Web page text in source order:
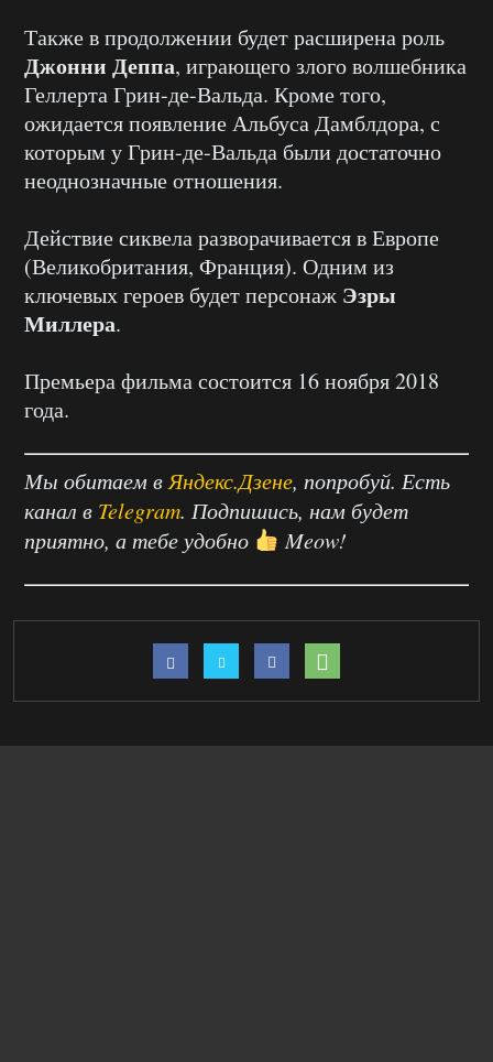
Также в продолжении будет расширена роль
Джонни Деппа, играющего злого волшебника
Геллерта Грин-де-Вальда. Кроме того,
ожидается появление Альбуса Дамблдора, с
которым у Грин-де-Вальда были достаточно
неоднозначные отношения.
Действие сиквела разворачивается в Европе
(Великобритания, Франция). Одним из
ключевых героев будет персонаж Эзры
Миллера.
Премьера фильма состоится 16 ноября 2018
года.
Мы обитаем вЯндекс.Дзене, попробуй. Есть
канал в Telegram. Подпишись, нам будет
приятно, а тебе удобно
Meow!